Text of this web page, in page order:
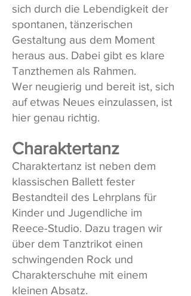
sich durch die Lebendigkeit der
spontanen, tänzerischen
Gestaltung aus dem Moment
heraus aus. Dabei gibt es klare
Tanzthemen als Rahmen.
Wer neugierig und bereit ist, sich
auf etwas Neues einzulassen, ist
hier genau richtig.
Charaktertanz
Charaktertanz ist neben dem
klassischen Ballett fester
Bestandteil des Lehrplans für
Kinder und Jugendliche im
Reece-Studio. Dazu tragen wir
über dem Tanztrikot einen
schwingenden Rock und
Charakterschuhe mit einem
kleinen Absatz.